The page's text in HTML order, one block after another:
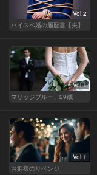
Vol.2
ハイスペ婚の履歴書【夫】
Vol.1
マリッジブルー、29歳
Vol.1
お姫様のリベンジ